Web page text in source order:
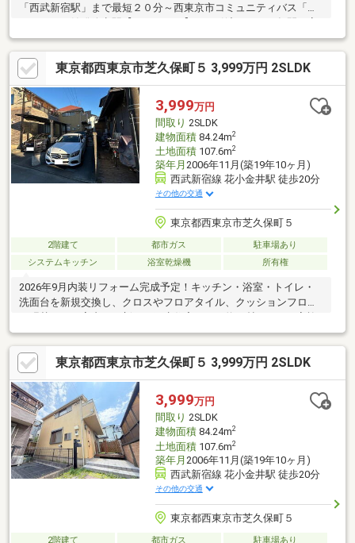
「西武新宿駅」まで最短２０分～西東京市コミュニティバス「は
心保証付き・南側＆西側は建物が無く、開放的で陽当たり良好・
１階に水回りを集中した「家事楽動線」プラン・ご家族が集まり
やすく、荷物の運搬が楽な１階リビング【リフォーム内容】・キ
ッチン、お風呂、トイレ、洗面台新品・外壁、屋根塗装・クロ
ス、フロアタイル張替え・給湯器交換、一部建具交換、白蟻点
検・ハウスクリーニング等【設備】・浴室暖房換気乾燥機・オー
トバス・シャワートイレ・ＷＩＣなど
東京都西東京市芝久保町５ 3,999万円 2SLDK
3,999万円
間取り 2SLDK
建物面積84.24m2
土地面積107.6m2
築年月 2006年11月(築19年10ヶ月)
西武新宿線 花小金井駅 徒歩20分
その他の交通
東京都西東京市芝久保町５
2階建て 都市ガス
駐車場あり
システムキッチン
浴室乾燥機 所有権
2026年9月内装リフォーム完成予定！キッチン・浴室・トイレ・
洗面台を新規交換し、クロスやフロアタイル、クッションフロア
が自然と集まるゆとりある空間。全居室収納に加え、小屋裏収納
や床下収納も備え、季節用品やアウトドア用品などもすっきり収
納できます。約4.5帖・約1.8帖のサービスルームはテレワークや
趣味部屋、収納スペースなどライフスタイルに合わせて活用可
能。けやき小学校まで徒歩約4分と、お子様の通学も安心です。コ
ンビニ徒歩約3分、スーパーやドラッグストアも身近に揃い、毎日
のお買い物も便利。ぜひ現地でリフォーム後の住み心地をご体感
ください。
東京都西東京市芝久保町５ 3,999万円 2SLDK
3,999万円
間取り 2SLDK
建物面積84.24m2
土地面積107.6m2
築年月 2006年11月(築19年10ヶ月)
西武新宿線 花小金井駅 徒歩20分
その他の交通
東京都西東京市芝久保町５
2階建て 都市ガス 駐車場あり